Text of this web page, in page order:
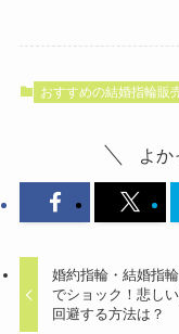
おすすめの結婚指輪販
よか
婚約指輪・結婚指
でショック！悲し
回避する方法は？